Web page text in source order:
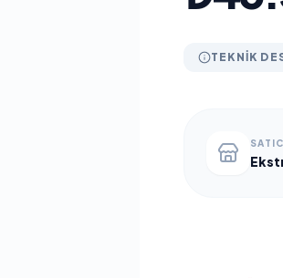
TEKNIK